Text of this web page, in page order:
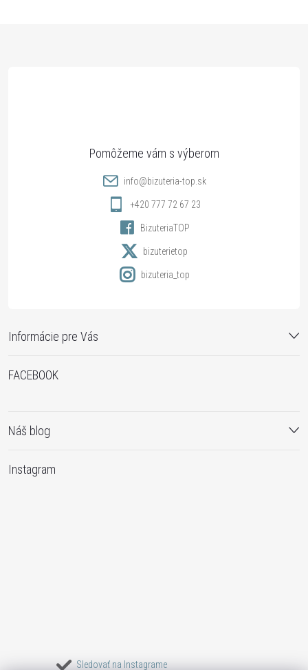
Informácie pre Vás
info@bizuteria-top.sk
+420 777 72 67 23
BizuteriaTOP
bizuterietop
bizuteria_top
FACEBOOK
Náš blog
Instagram
Sledovať na Instagrame